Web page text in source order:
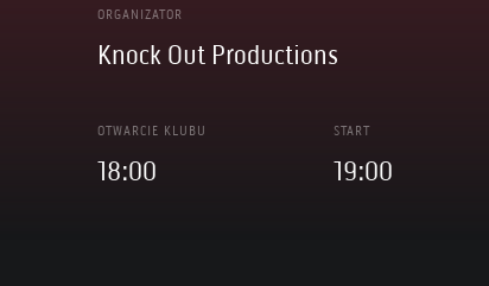
ORGANIZATOR
Knock Out Productions
OTWARCIE KLUBU
18:00
START
19:00